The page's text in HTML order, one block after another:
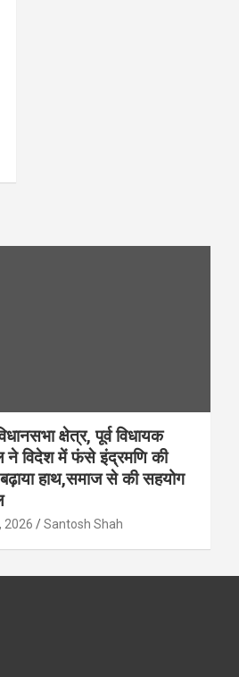
क्षेत्र, पूर्व विधायक
ने विदेश में फंसे इंद्रमणि की
हाथ,समाज से की सहयोग
2026 Santosh Shah